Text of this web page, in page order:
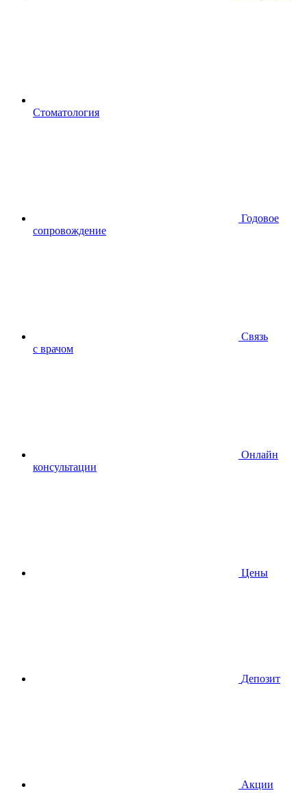
Стоматология
Годовое
сопровождение
Связь
с врачом
Онлайн
консультации
Цены
Депозит
Акции